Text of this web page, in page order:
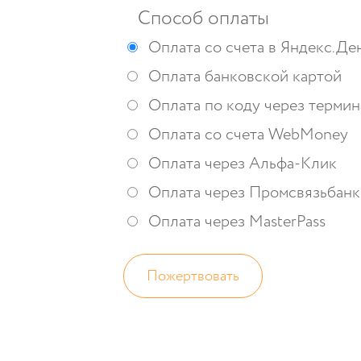
Способ оплаты
Оплата со счета в
Оплата банковской картой
Оплата по коду через
Оплата cо счета WebMoney
Оплата через Альфа-Клик
Оплата через Промсвязьбанк
Оплата через MasterPass